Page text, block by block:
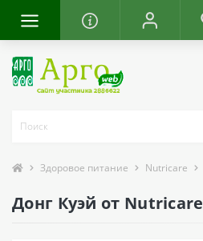
Здоровое питание Nutricare
Донг Куэй от Nutricare